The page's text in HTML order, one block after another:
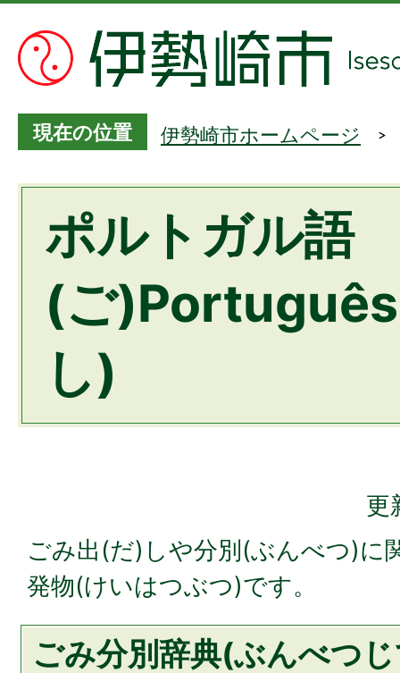
現在の位置 伊勢崎市ホームページ
ポルトガル語
(ご
し)
更
ごみ出(だ)しや分別(ぶんべつ)に
発物(けいはつぶつ)です。
ごみ分別辞典(ぶんべつ